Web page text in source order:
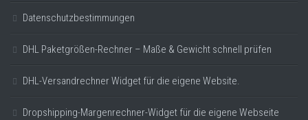
Datenschutzbestimmungen
DHL Paketgrößen-Rechner – Maße & Gewicht schnell prüfen
DHL-Versandrechner Widget für die eigene Website.
Dropshipping-Margenrechner-Widget für die eigene Webseite